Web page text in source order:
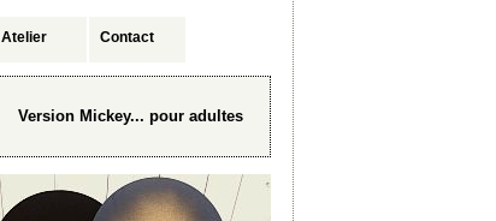
Atelier Contact
Version Mickey... pour adultes